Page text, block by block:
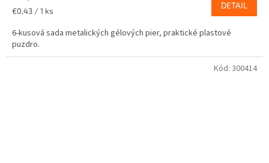
Jednotková
€0,43 / 1 ks
DETAIL
6-kusová sada metalických gélových pier, praktické plastové
puzdro.
Kód: 300414